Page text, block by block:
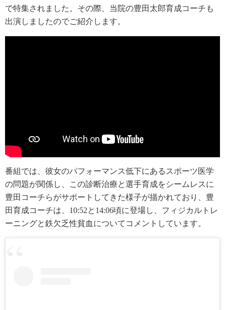
で特集されました。その際、当院の豊田太郎育成コーチも
出演しましたのでご紹介します。
番組では、彼女のパフォーマンス低下にあるスポーツ医学
の問題が関係し、この診断治療と選手育成をシームレスに
豊田コーチらがサポートしてきた様子が描かれており、豊
田育成コーチは、10:52と14:06頃に登場し、フィジカルトレ
ーニングと鉄欠乏性貧血についてコメントしています。